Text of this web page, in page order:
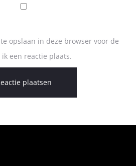
opslaan in deze browser voor de
een reactie plaats.